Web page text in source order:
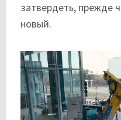
затвердеть, прежде
новый.